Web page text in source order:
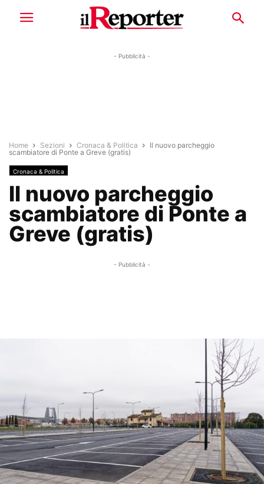
- Pubblicità -
Home Sezioni Cronaca & Politica
Il nuovo parcheggio
scambiatore di Ponte a Greve (gratis)
Cronaca & Politica
Il nuovo parcheggio
scambiatore di Ponte a
Greve (gratis)
- Pubblicità -